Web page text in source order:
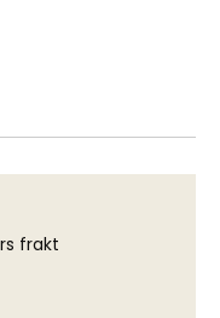
frakt